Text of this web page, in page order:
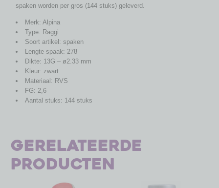
spaken worden per gros (144 stuks) geleverd.
Merk: Alpina
Type: Raggi
Soort artikel: spaken
Lengte spaak: 278
Dikte: 13G – ø2.33 mm
Kleur: zwart
Materiaal: RVS
FG: 2,6
Aantal stuks: 144 stuks
Gerelateerde
producten